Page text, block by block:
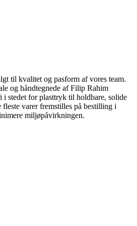
til kvalitet og pasform af vores team.
og håndtegnede af Filip Rahim
i stedet for plasttryk til holdbare, solide
varer fremstilles på bestilling i
miljøpåvirkningen.